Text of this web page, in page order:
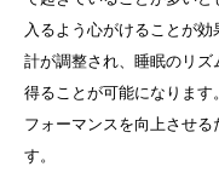
入るよう心がけることが
計が調整され、睡眠のリ
得ることが可能になりま
フォーマンスを向上させ
す。